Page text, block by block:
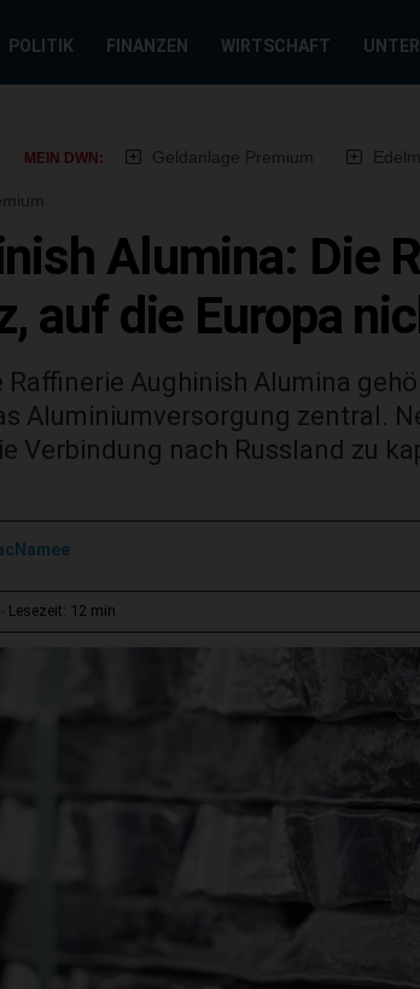
POLITIK FINANZEN WIRTSCHAFT
MEIN DWN: Geldanlage Premium
Alumina: Die
auf die Europa
Raffinerie Aughinish Alumina
Aluminiumversorgung zentral.
Verbindung nach Russland zu
Lesezeit: 12 min